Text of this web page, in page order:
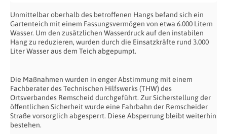
Unmittelbar oberhalb des betroffenen Hangs befand sich ein
Gartenteich mit einem Fassungsvermögen von etwa 6.000 Litern
Wasser. Um den zusätzlichen Wasserdruck auf den instabilen
Hang zu reduzieren, wurden durch die Einsatzkräfte rund 3.000
Liter Wasser aus dem Teich abgepumpt.
Die Maßnahmen wurden in enger Abstimmung mit einem
Fachberater des Technischen Hilfswerks (THW) des
Ortsverbandes Remscheid durchgeführt. Zur Sicherstellung der
öffentlichen Sicherheit wurde eine Fahrbahn der Remscheider
Straße vorsorglich abgesperrt. Diese Absperrung bleibt weiterhin
bestehen.